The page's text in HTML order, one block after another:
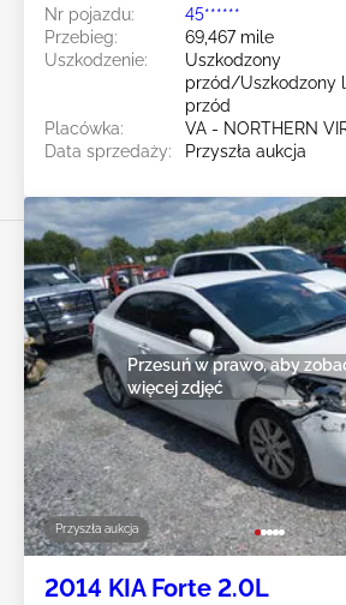
Nr pojazdu:
45******
Przebieg:
69,467 mile
Uszkodzenie:
Uszkodzony
przód/Uszkodzony
przód
Placówka:
VA - NORTHERN
Data sprzedaży:
Przyszła aukcja
Przyszła aukcja
Przesuń w prawo, aby
więcej zdjęć
2014 KIA Forte 2.0L